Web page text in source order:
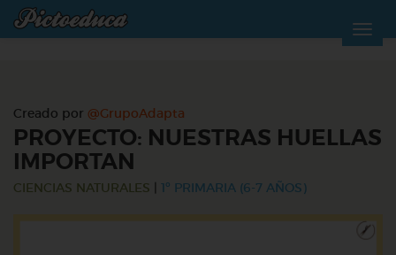
Creado por @GrupoAdapta
PROYECTO: NUESTRAS HUELLAS
IMPORTAN
CIENCIAS NATURALES 1º PRIMARIA (6-7 AÑOS)